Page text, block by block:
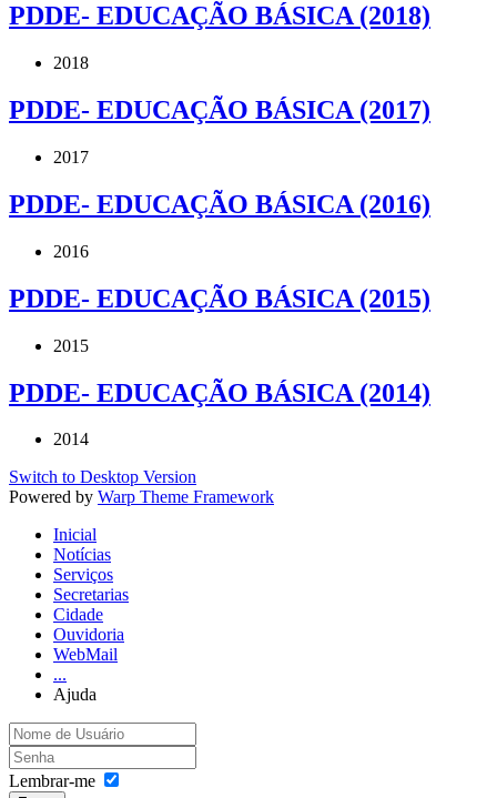
PDDE- EDUCAÇÃO BÁSICA (2018)
2018
PDDE- EDUCAÇÃO BÁSICA (2017)
2017
PDDE- EDUCAÇÃO BÁSICA (2016)
2016
PDDE- EDUCAÇÃO BÁSICA (2015)
2015
PDDE- EDUCAÇÃO BÁSICA (2014)
2014
Switch to Desktop Version
Powered by Warp Theme Framework
Inicial
Notícias
Serviços
Secretarias
Cidade
Ouvidoria
WebMail
...
Ajuda
Lembrar-me